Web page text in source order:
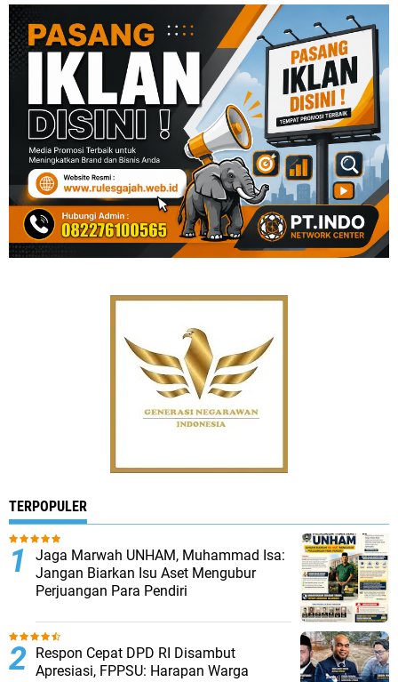
TERPOPULER
Jaga Marwah UNHAM, Muhammad Isa:
Jangan Biarkan Isu Aset Mengubur
Perjuangan Para Pendiri
Respon Cepat DPD RI Disambut
Apresiasi, FPPSU: Harapan Warga